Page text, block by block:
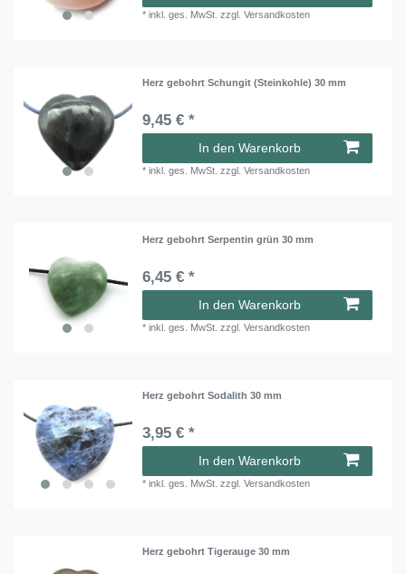
*inkl. ges. MwSt. zzgl.Versandkosten
Herz gebohrt Schungit (Steinkohle) 30 mm
9,45 € *
In den Warenkorb
*inkl. ges. MwSt. zzgl.Versandkosten
Herz gebohrt Serpentin grün 30 mm
6,45 € *
In den Warenkorb
*inkl. ges. MwSt. zzgl.Versandkosten
Herz gebohrt Sodalith 30 mm
3,95 € *
In den Warenkorb
*inkl. ges. MwSt. zzgl.Versandkosten
Herz gebohrt Tigerauge 30 mm